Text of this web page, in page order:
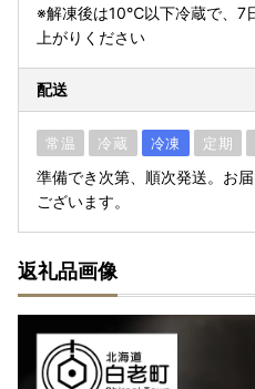
※解凍後は10℃以下冷蔵で、7
上がりください
配送
常温 冷蔵 冷凍 定期
準備でき次第、順次発送。お
ございます。
返礼品画像